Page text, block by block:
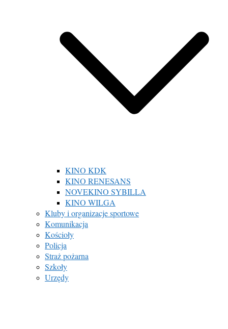
KINO KDK
KINO RENESANS
NOVEKINO SYBILLA
KINO WILGA
Kluby i organizacje sportowe
Komunikacja
Kościoły
Policja
Straż pożarna
Szkoły
Urzędy